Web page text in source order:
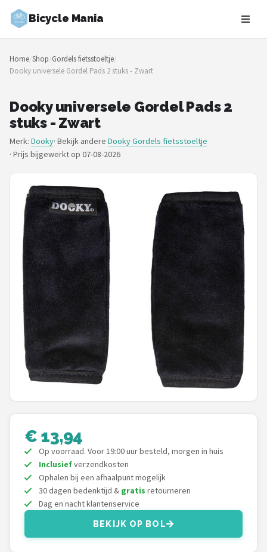
Bicycle Mania
Zoeken
NAVIGATIE
Merken
Blog
Fietsroutes
Kinderfietsen
Stadsfietsen
Elektrische fietsen
Mountainbikes
Shop
POPULAIRE MERKEN
Basil
AXA
New Looxs
BBB Cycling
Schwalbe
Home/Shop/Gordels fietsstoeltje/
Dooky universele Gordel Pads 2 stuks - Zwart
Dooky universele Gordel Pads 2
stuks - Zwart
Merk: Dooky· Bekijk andere Dooky Gordels fietsstoeltje
· Prijs bijgewerkt op 07-08-2026
€ 13,94
Op voorraad. Voor 19:00 uur besteld, morgen in huis
Inclusiefverzendkosten
Ophalen bij een afhaalpunt mogelijk
30 dagen bedenktijd & gratis retourneren
Dag en nacht klantenservice
BEKIJK OP BOL